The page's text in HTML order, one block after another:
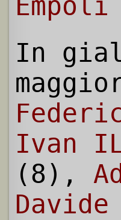
In
Ivan
(8),
Davide